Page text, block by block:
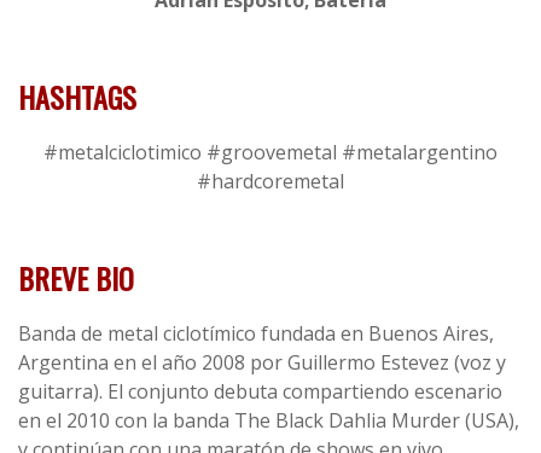
HASHTAGS
#metalciclotimico #groovemetal #metalargentino
#hardcoremetal
BREVE BIO
Banda de metal ciclotímico fundada en Buenos Aires,
Argentina en el año 2008 por Guillermo Estevez (voz y
guitarra). El conjunto debuta compartiendo escenario
en el 2010 con la banda The Black Dahlia Murder (USA),